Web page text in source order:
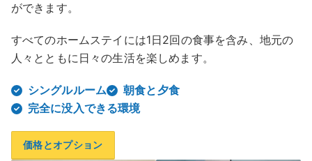
ができます。
すべてのホームステイには1日2回の食事を含み、地元の
人々とともに日々の生活を楽しめます。
シングルルーム
朝食と夕食
完全に没入できる環境
価格とオプション